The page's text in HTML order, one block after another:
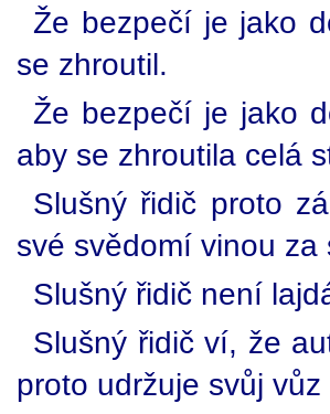
Že bezpečí je jako
se zhroutil.
Že bezpečí je jako
aby se zhroutila celá
Slušný řidič proto
své svědomí vinou za
Slušný řidič není
Slušný řidič ví, že
proto udržuje svůj